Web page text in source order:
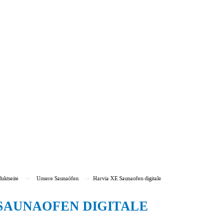
›› Unsere Saunaöfen ›› Harvia XE Saunaofen digitale
DIGITALE